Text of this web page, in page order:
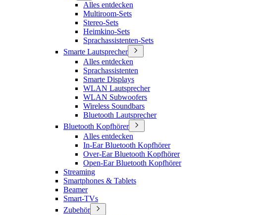
Alles entdecken
Multiroom-Sets
Stereo-Sets
Heimkino-Sets
Sprachassistenten-Sets
Smarte Lautsprecher
Alles entdecken
Sprachassistenten
Smarte Displays
WLAN Lautsprecher
WLAN Subwoofers
Wireless Soundbars
Bluetooth Lautsprecher
Bluetooth Kopfhörer
Alles entdecken
In-Ear Bluetooth Kopfhörer
Over-Ear Bluetooth Kopfhörer
Open-Ear Bluetooth Kopfhörer
Streaming
Smartphones & Tablets
Beamer
Smart-TVs
Zubehör